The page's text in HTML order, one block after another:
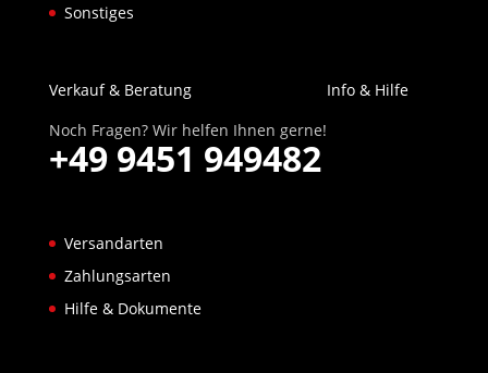
Sonstiges
Verkauf & Beratung
Noch Fragen? Wir helfen Ihnen gerne!
+49 9451 949482
Info & Hilfe
Versandarten
Zahlungsarten
Hilfe & Dokumente